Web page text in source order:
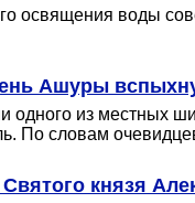
освящения воды
Ашуры
из местных
По словам
князя